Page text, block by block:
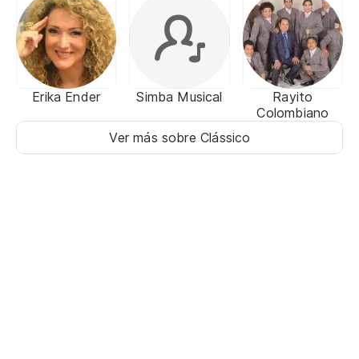
Erika Ender Simba Musical
Rayito
Colombiano
Ver más sobre Clássico